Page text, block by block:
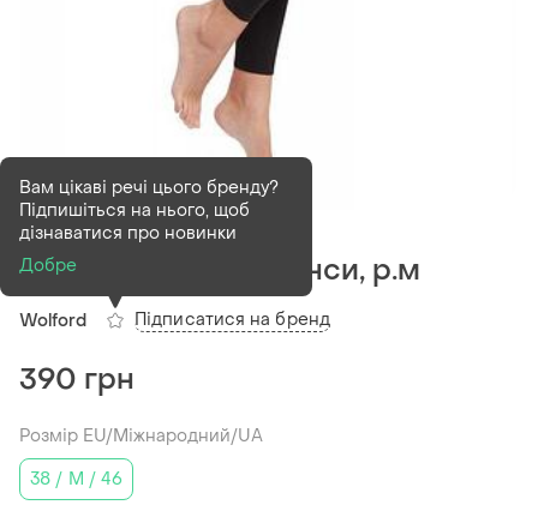
В наявності1 шт
Wolford, матові легінси, р.м
Wolford
Вам цікаві речі цього бренду?
Підпишіться на нього, щоб
дізнаватися про новинки
Добре
Підписатися на бренд
390 грн
Розмір EU/Міжнародний/UA
38 / M / 46